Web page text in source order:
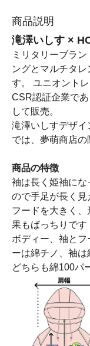
商品説明
滝澤いしす ×
ミリタリーブラ
ングとマルチタ
す。 ユニオント
CSR認証企業で
して販売。
滝澤いしすデザイ
では、夢萌商店の
商品の特徴
袖は長く姫袖にな
ので手足が長く見
フードを大きく
果もばっちりです
ボディー、袖と
ーは綿チノ、袖は
どちらも綿100パ